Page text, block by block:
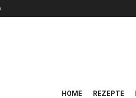
HOME REZEPTE